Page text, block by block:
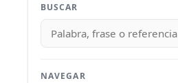
BUSCAR
NAVEGAR